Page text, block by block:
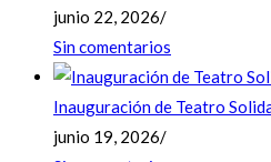
junio 22, 2026/
Sin comentarios
Inauguración de Teatro
junio 19, 2026/